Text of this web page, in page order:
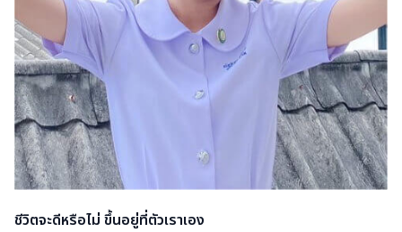
ชีวิตจะดีหรือไม่ ขึ้นอยู่ที่ตัวเราเอง